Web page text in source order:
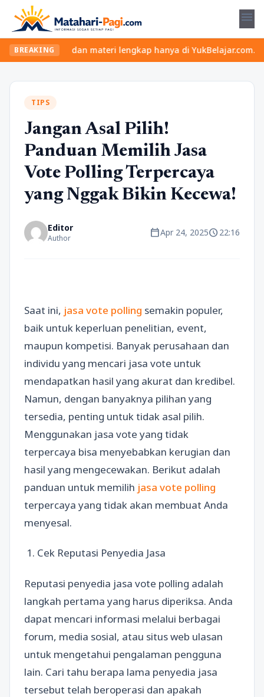
menu
BREAKING
seru dan materi lengkap hanya di YukBelajar.com.
TIPS
Jangan Asal Pilih!
Panduan Memilih Jasa
Vote Polling Terpercaya
yang Nggak Bikin Kecewa!
Editor
Author calendar_todayApr 24, 2025schedule22:16
Saat ini, jasa vote polling semakin populer,
baik untuk keperluan penelitian, event,
maupun kompetisi. Banyak perusahaan dan
individu yang mencari jasa vote untuk
mendapatkan hasil yang akurat dan kredibel.
Namun, dengan banyaknya pilihan yang
tersedia, penting untuk tidak asal pilih.
Menggunakan jasa vote yang tidak
terpercaya bisa menyebabkan kerugian dan
hasil yang mengecewakan. Berikut adalah
panduan untuk memilih jasa vote polling
terpercaya yang tidak akan membuat Anda
menyesal.
1. Cek Reputasi Penyedia Jasa
Reputasi penyedia jasa vote polling adalah
langkah pertama yang harus diperiksa. Anda
dapat mencari informasi melalui berbagai
forum, media sosial, atau situs web ulasan
untuk mengetahui pengalaman pengguna
lain. Cari tahu berapa lama penyedia jasa
tersebut telah beroperasi dan apakah